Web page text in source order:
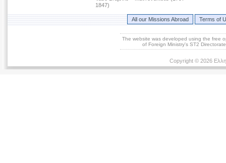
1847)
All our Missions Abroad Terms of
The website was developed using the free
of Foreign Ministry's ST2
Copyright © 2026